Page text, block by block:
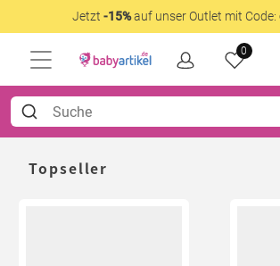
Jetzt -15%auf unser Outlet mit Code:
0
Topseller